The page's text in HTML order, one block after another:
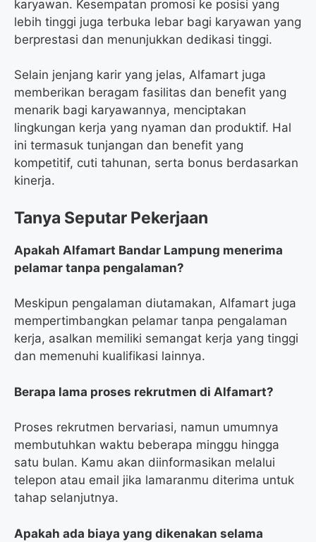
karyawan. Kesempatan promosi ke posisi yang
lebih tinggi juga terbuka lebar bagi karyawan yang
berprestasi dan menunjukkan dedikasi tinggi.
Selain jenjang karir yang jelas, Alfamart juga
memberikan beragam fasilitas dan benefit yang
menarik bagi karyawannya, menciptakan
lingkungan kerja yang nyaman dan produktif. Hal
ini termasuk tunjangan dan benefit yang
kompetitif, cuti tahunan, serta bonus berdasarkan
kinerja.
Tanya Seputar Pekerjaan
Apakah Alfamart Bandar Lampung menerima
pelamar tanpa pengalaman?
Meskipun pengalaman diutamakan, Alfamart juga
mempertimbangkan pelamar tanpa pengalaman
kerja, asalkan memiliki semangat kerja yang tinggi
dan memenuhi kualifikasi lainnya.
Berapa lama proses rekrutmen di Alfamart?
Proses rekrutmen bervariasi, namun umumnya
membutuhkan waktu beberapa minggu hingga
satu bulan. Kamu akan diinformasikan melalui
telepon atau email jika lamaranmu diterima untuk
tahap selanjutnya.
Apakah ada biaya yang dikenakan selama